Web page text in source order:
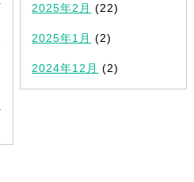
2025年2月 (22)
2025年1月 (2)
2024年12月 (2)